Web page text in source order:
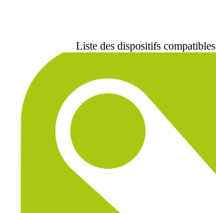
Liste des dispositifs compatibles